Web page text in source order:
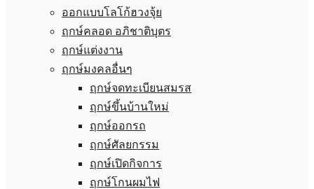
ออกแบบโลโก้ฮวงจุ้ย
ฤกษ์คลอด อภิชาติบุตร
ฤกษ์แต่งงาน
ฤกษ์มงคลอื่นๆ
ฤกษ์จดทะเบียนสมรส
ฤกษ์ขึ้นบ้านใหม่
ฤกษ์ออกรถ
ฤกษ์ศัลยกรรม
ฤกษ์เปิดกิจการ
ฤกษ์โกนผมไฟ